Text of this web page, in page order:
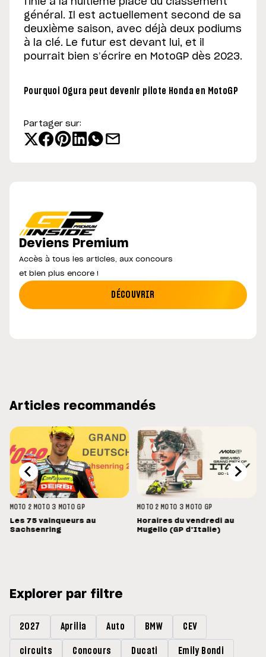
finie à la huitième place du classement
général. Il est actuellement second de sa
deuxième saison, avec déjà deux podiums
à la clé. Le futur est devant lui, et il
pourrait bien s’écrire en MotoGP dès 2023.
Pourquoi Ogura peut devenir pilote Honda en MotoGP
Partager sur:
Deviens Premium
Accès à tous les articles, aux concours
et bien plus encore !
DÉCOUVRIR
Articles recommandés
MOTO 2 MOTO 3 MOTO GP
Les 75 vainqueurs au
Sachsenring
MOTO 2 MOTO 3 MOTO GP
Horaires du vendredi au
Mugello (GP d'Italie)
Explorer par filtre
2027 Aprilia Auto BMW CEV
circuits Concours Ducati Emily Bondi